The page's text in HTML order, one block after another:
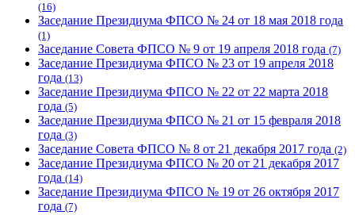
(16)
Заседание Президиума ФПСО № 24 от 18 мая 2018 года
(1)
Заседание Совета ФПСО № 9 от 19 апреля 2018 года (7)
Заседание Президиума ФПСО № 23 от 19 апреля 2018
года (13)
Заседание Президиума ФПСО № 22 от 22 марта 2018
года (5)
Заседание Президиума ФПСО № 21 от 15 февраля 2018
года (3)
Заседание Совета ФПСО № 8 от 21 декабря 2017 года (2)
Заседание Президиума ФПСО № 20 от 21 декабря 2017
года (14)
Заседание Президиума ФПСО № 19 от 26 октября 2017
года (7)